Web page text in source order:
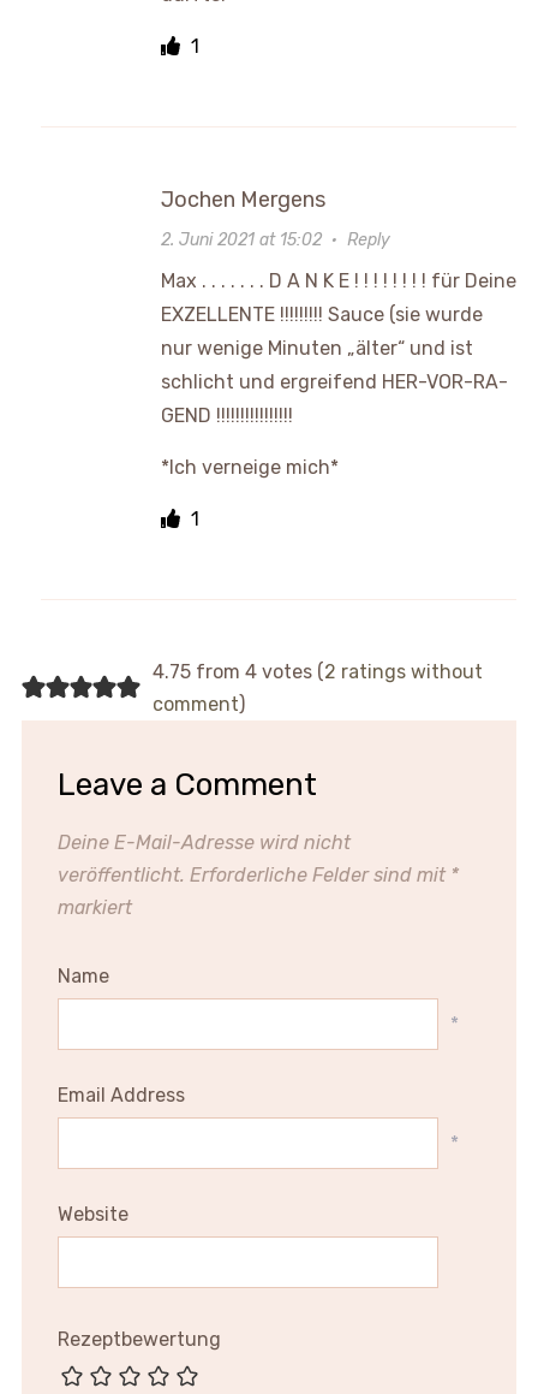
1
Jochen Mergens
2. Juni 2021 at 15:02· Reply
Max . . . . . . . D A N K E ! ! ! ! ! ! ! ! für Deine
EXZELLENTE !!!!!!!!! Sauce (sie wurde
nur wenige Minuten „älter“ und ist
schlicht und ergreifend HER-VOR-RA-
GEND !!!!!!!!!!!!!!!!
*Ich verneige mich*
1
4.75 from 4 votes (2 ratings without
comment)
Leave a Comment
Deine E-Mail-Adresse wird nicht
veröffentlicht. Erforderliche Felder sind mit *
markiert
Name
*
Email Address
*
Website
Rezeptbewertung